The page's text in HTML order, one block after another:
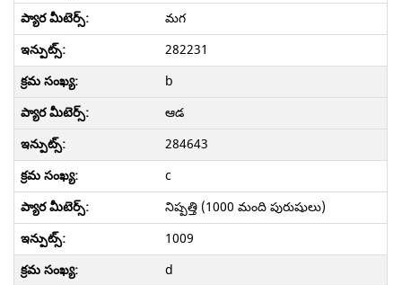
మగ
282231
b
ఆడ
284643
c
నిష్పత్తి (1000 మంది పురుషులు)
1009
d